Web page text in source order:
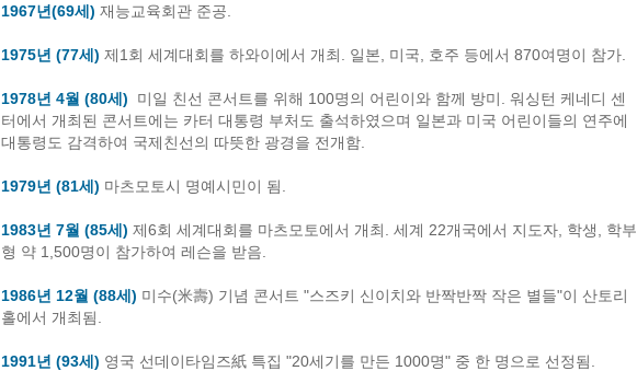
1967년(69세) 재능교육회관 준공.
1975년 (77세) 제1회 세계대회를 하와이에서 개최. 일본, 미국, 호주 등에서 870여명이 참가.
1978년 4월 (80세) 미일 친선 콘서트를 위해 100명의 어린이와 함께 방미. 워싱턴 케네디 센
터에서 개최된 콘서트에는 카터 대통령 부처도 출석하였으며 일본과 미국 어린이들의 연주에
대통령도 감격하여 국제친선의 따뜻한 광경을 전개함.
1979년 (81세) 마츠모토시 명예시민이 됨.
1983년 7월 (85세) 제6회 세계대회를 마츠모토에서 개최. 세계 22개국에서 지도자, 학생, 학부
형 약 1,500명이 참가하여 레슨을 받음.
1986년 12월 (88세) 미수(米壽) 기념 콘서트 "스즈키 신이치와 반짝반짝 작은 별들"이 산토리
홀에서 개최됨.
1991년 (93세) 영국 선데이타임즈紙 특집 "20세기를 만든 1000명" 중 한 명으로 선정됨.